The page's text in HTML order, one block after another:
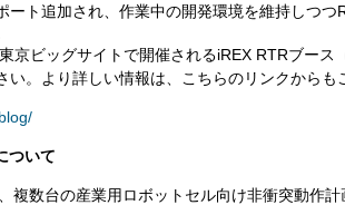
ート追加され、作業中の開発環境を維持しつつ
京ビッグサイトで開催されるiREX RTRブース
い。より詳しい情報は、こちらのリンクからも
ついて
複数台の産業用ロボットセル向け非衝突動作